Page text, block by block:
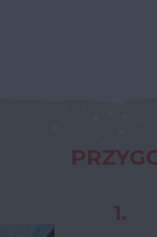
1.